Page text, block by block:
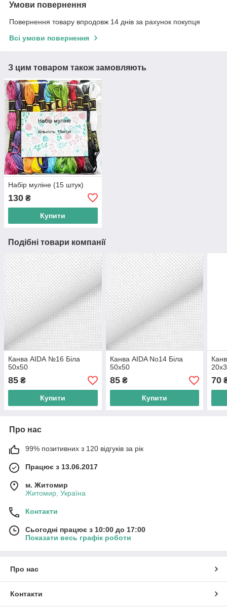
Умови повернення
Повернення товару впродовж 14 днів за рахунок покупця
Всі умови повернення
З цим товаром також замовляють
Набір муліне (15 штук)
130 ₴
Купити
Подібні товари компанії
Канва AIDА №16 Біла
50х50
85 ₴
Купити
Канва AIDA No14 Біла
50х50
85₴
Купити
70
Про нас
99% позитивних з 120 відгуків за рік
Працює з 13.06.2017
м. Житомир
Житомир, Україна
Контакти
Сьогодні працює з 10:00 до 17:00
Показати весь графік роботи
Про нас
Контакти